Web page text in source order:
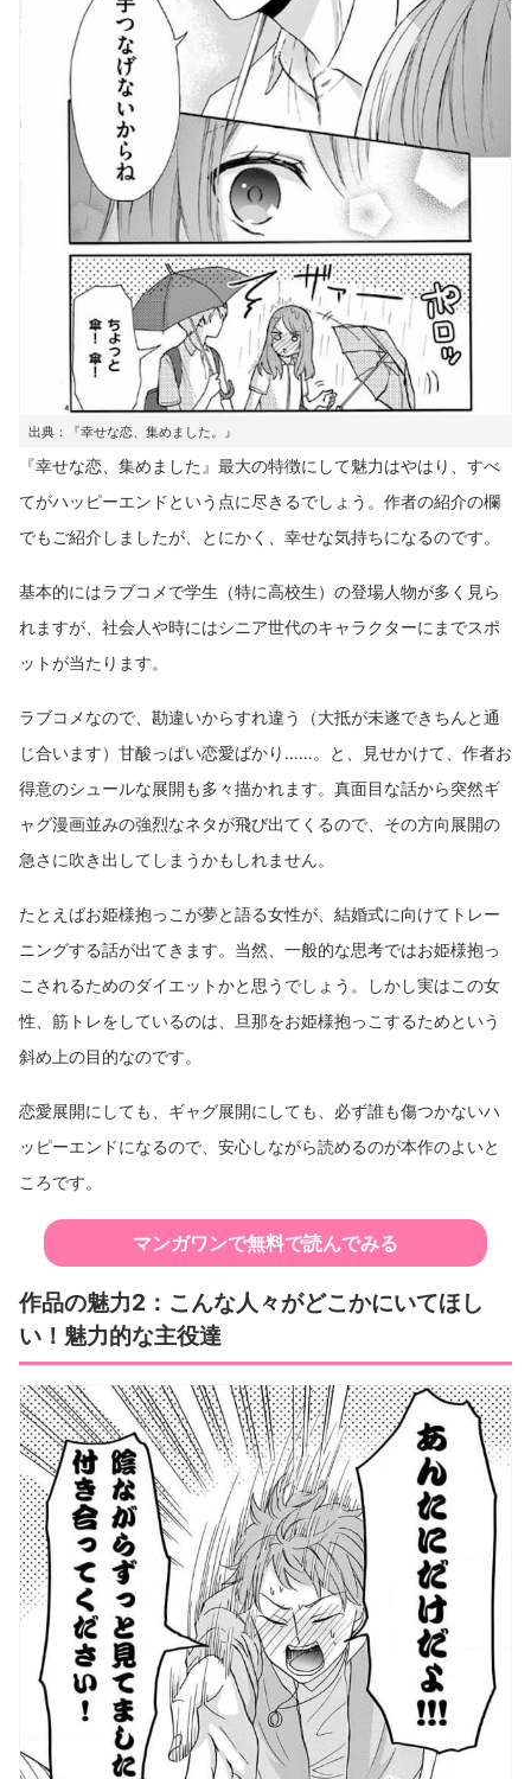
出典：『幸せな恋、集めました。』
『幸せな恋、集めました』最大の特徴にして魅力はやはり、すべ
てがハッピーエンドという点に尽きるでしょう。作者の紹介の欄
でもご紹介しましたが、とにかく、幸せな気持ちになるのです。
基本的にはラブコメで学生（特に高校生）の登場人物が多く見ら
れますが、社会人や時にはシニア世代のキャラクターにまでスポ
ットが当たります。
ラブコメなので、勘違いからすれ違う（大抵が未遂できちんと通
じ合います）甘酸っぱい恋愛ばかり……。と、見せかけて、作者お
得意のシュールな展開も多々描かれます。真面目な話から突然ギ
ャグ漫画並みの強烈なネタが飛び出てくるので、その方向展開の
急さに吹き出してしまうかもしれません。
たとえばお姫様抱っこが夢と語る女性が、結婚式に向けてトレー
ニングする話が出てきます。当然、一般的な思考ではお姫様抱っ
こされるためのダイエットかと思うでしょう。しかし実はこの女
性、筋トレをしているのは、旦那をお姫様抱っこするためという
斜め上の目的なのです。
恋愛展開にしても、ギャグ展開にしても、必ず誰も傷つかないハ
ッピーエンドになるので、安心しながら読めるのが本作のよいと
ころです。
マンガワンで無料で読んでみる
作品の魅力2：こんな人々がどこかにいてほし
い！魅力的な主役達